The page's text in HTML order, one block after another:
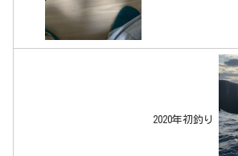
2020年初釣り